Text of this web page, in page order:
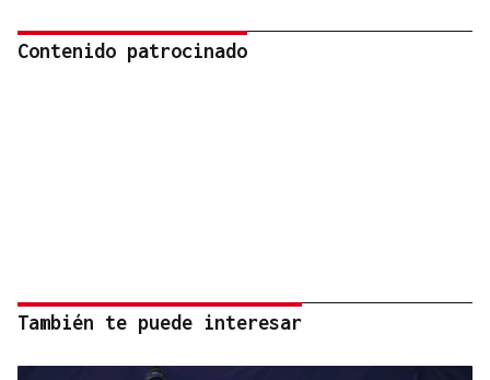
Contenido patrocinado
También te puede interesar